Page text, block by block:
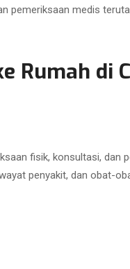
pemeriksaan medis
Rumah di
fisik, konsultasi,
penyakit, dan obat-